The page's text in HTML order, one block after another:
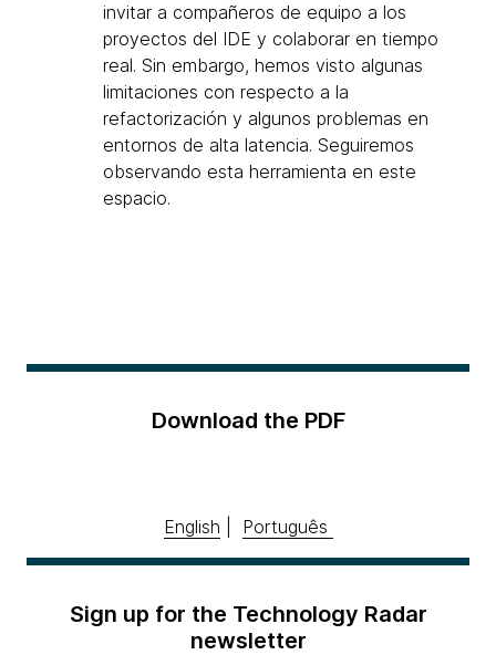
invitar a compañeros de equipo a los
proyectos del IDE y colaborar en tiempo
real. Sin embargo, hemos visto algunas
limitaciones con respecto a la
refactorización y algunos problemas en
entornos de alta latencia. Seguiremos
observando esta herramienta en este
espacio.
Download the PDF
English Português
Sign up for the Technology Radar
newsletter